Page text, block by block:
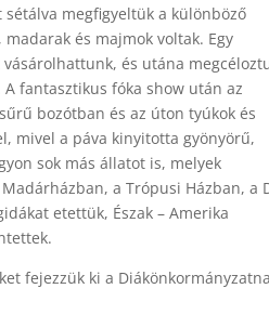
megfigyeltük a különböző
és majmok voltak. Egy
és utána
fantasztikus fóka show után az
bozótban és az úton tyúkok és
mivel a páva kinyitotta gyönyörű,
sok más állatot is, melyek
a Trópusi Házban, a
etettük, Észak – Amerika
fejezzük ki a